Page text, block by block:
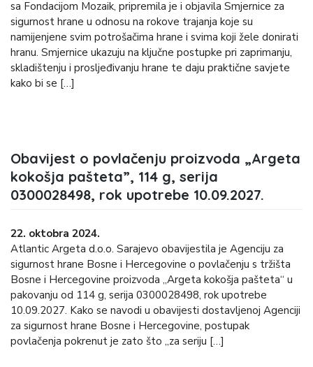
sa Fondacijom Mozaik, pripremila je i objavila Smjernice za
sigurnost hrane u odnosu na rokove trajanja koje su
namijenjene svim potrošačima hrane i svima koji žele donirati
hranu. Smjernice ukazuju na ključne postupke pri zaprimanju,
skladištenju i prosljeđivanju hrane te daju praktične savjete
kako bi se […]
Obavijest o povlačenju proizvoda „Argeta
kokošja pašteta”, 114 g, serija
0300028498, rok upotrebe 10.09.2027.
22. oktobra 2024.
Atlantic Argeta d.o.o. Sarajevo obavijestila je Agenciju za
sigurnost hrane Bosne i Hercegovine o povlačenju s tržišta
Bosne i Hercegovine proizvoda „Argeta kokošja pašteta“ u
pakovanju od 114 g, serija 0300028498, rok upotrebe
10.09.2027. Kako se navodi u obavijesti dostavljenoj Agenciji
za sigurnost hrane Bosne i Hercegovine, postupak
povlačenja pokrenut je zato što „za seriju […]